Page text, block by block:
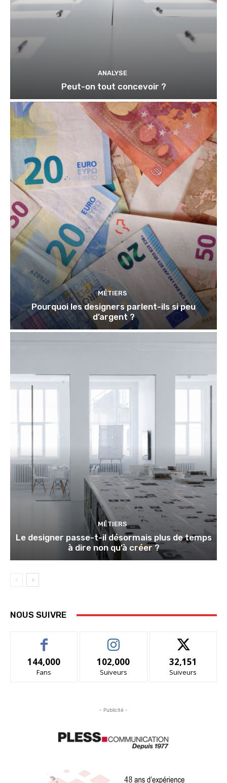
ANALYSE
Peut-on tout concevoir ?
MÉTIERS
Pourquoi les designers parlent-ils si peu
d’argent ?
MÉTIERS
Le designer passe-t-il désormais plus de temps
à dire non qu’à créer ?
NOUS SUIVRE
144,000
Fans
102,000
Suiveurs
32,151
Suiveurs
- Publicité -